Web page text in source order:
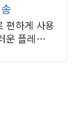
편하게 사용
플레이를